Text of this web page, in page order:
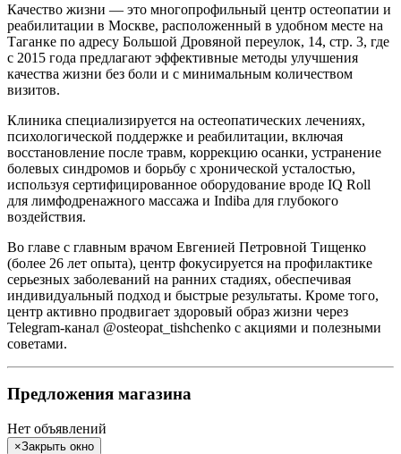
Качество жизни — это многопрофильный центр остеопатии и
реабилитации в Москве, расположенный в удобном месте на
Таганке по адресу Большой Дровяной переулок, 14, стр. 3, где
с 2015 года предлагают эффективные методы улучшения
качества жизни без боли и с минимальным количеством
визитов.
Клиника специализируется на остеопатических лечениях,
психологической поддержке и реабилитации, включая
восстановление после травм, коррекцию осанки, устранение
болевых синдромов и борьбу с хронической усталостью,
используя сертифицированное оборудование вроде IQ Roll
для лимфодренажного массажа и Indiba для глубокого
воздействия.
Во главе с главным врачом Евгенией Петровной Тищенко
(более 26 лет опыта), центр фокусируется на профилактике
серьезных заболеваний на ранних стадиях, обеспечивая
индивидуальный подход и быстрые результаты. Кроме того,
центр активно продвигает здоровый образ жизни через
Telegram-канал @osteopat_tishchenko с акциями и полезными
советами.
Предложения магазина
Нет объявлений
×Закрыть окно